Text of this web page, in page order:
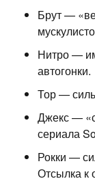
Брут —
Нитро —
автогонки.
Тор —
Джекс —
сериала
Рокки —
Отсылка к